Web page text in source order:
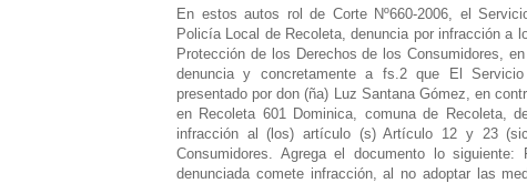
En estos autos rol de Corte Nº660-2006, el
Policía Local de Recoleta, denuncia por infracción a
Protección de los Derechos de los Consumidores,
denuncia y concretamente a fs.2 que El Servicio
presentado por don (ña) Luz Santana Gómez, en
en Recoleta 601 Dominica, comuna de Recoleta,
infracción al (los) artículo (s) Artículo 12 y 23
Consumidores. Agrega el documento lo
denunciada comete infracción, al no adoptar las